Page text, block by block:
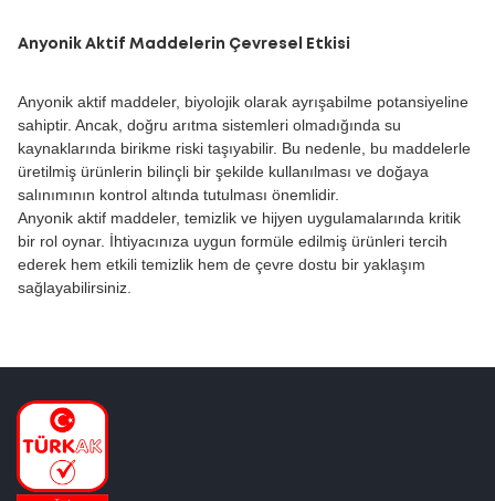
Anyonik Aktif Maddelerin Çevresel Etkisi
Anyonik aktif maddeler, biyolojik olarak ayrışabilme potansiyeline
sahiptir. Ancak, doğru arıtma sistemleri olmadığında su
kaynaklarında birikme riski taşıyabilir. Bu nedenle, bu maddelerle
üretilmiş ürünlerin bilinçli bir şekilde kullanılması ve doğaya
salınımının kontrol altında tutulması önemlidir.
Anyonik aktif maddeler, temizlik ve hijyen uygulamalarında kritik
bir rol oynar. İhtiyacınıza uygun formüle edilmiş ürünleri tercih
ederek hem etkili temizlik hem de çevre dostu bir yaklaşım
sağlayabilirsiniz.